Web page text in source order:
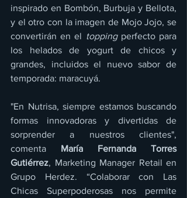
inspirado en Bombón, Burbuja y Bellota,
y el otro con la imagen de Mojo Jojo, se
convertirán en el topping perfecto para
los helados de yogurt de chicos y
grandes, incluidos el nuevo sabor de
temporada: maracuyá.
"En Nutrisa, siempre estamos buscando
formas innovadoras y divertidas de
sorprender a nuestros clientes",
comenta María Fernanda Torres
Gutiérrez, Marketing Manager Retail en
Grupo Herdez. “Colaborar con Las
Chicas Superpoderosas nos permite